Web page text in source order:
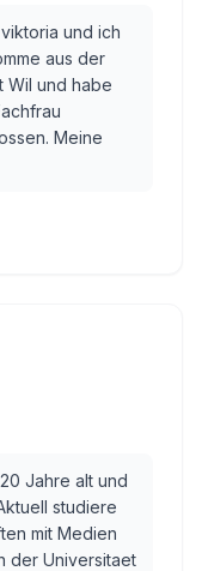
und ich
aus der
Wil und habe
Meine
Jahre alt und
studiere
mit Medien
der Universitaet